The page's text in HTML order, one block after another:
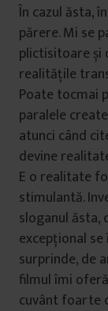
În cazul ăsta,
părere. Mi se
plictisitoare și
realitățile
Poate tocmai
paralele
atunci când
devine
E o realitate
stimulantă.
sloganul ăsta,
excepțional
surprinde, de
filmul îmi
cuvânt foarte